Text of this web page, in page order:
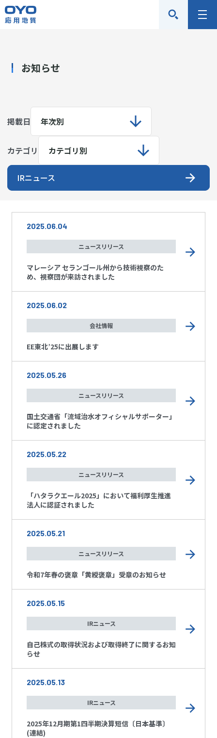
応
用
メ
お知らせ
掲載日
カテゴリ
IRニュース
2025.06.04
ニュースリリース
マレーシア セランゴール州から技術視察のた
め、視察団が来訪されました
2025.06.02
会社情報
EE東北’25に出展します
2025.05.26
ニュースリリース
国土交通省「流域治水オフィシャルサポーター」
に認定されました
2025.05.22
ニュースリリース
「ハタラクエール2025」において福利厚生推進
法人に認証されました
2025.05.21
ニュースリリース
令和7年春の褒章「黄綬褒章」受章のお知らせ
2025.05.15
IRニュース
自己株式の取得状況および取得終了に関するお知
らせ
2025.05.13
IRニュース
2025年12月期第1四半期決算短信〔日本基準〕
(連結)